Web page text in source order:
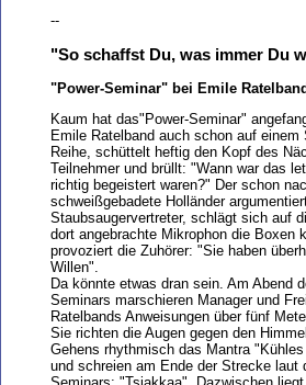
--
"So schaffst Du, was immer Du
"Power-Seminar" bei Emile Ratelband
Kaum hat das"Power-Seminar"
Emile Ratelband auch schon auf einem
Reihe, schüttelt heftig den Kopf des
Teilnehmer und brüllt: "Wann war das
richtig begeistert waren?" Der schon
schweißgebadete Holländer
Staubsaugervertreter, schlägt sich auf
dort angebrachte Mikrophon die Boxen
provoziert die Zuhörer: "Sie haben
Willen".
Da könnte etwas dran sein. Am Abend
Seminars marschieren Manager und
Ratelbands Anweisungen über fünf
Sie richten die Augen gegen den
Gehens rhythmisch das Mantra
und schreien am Ende der Strecke laut